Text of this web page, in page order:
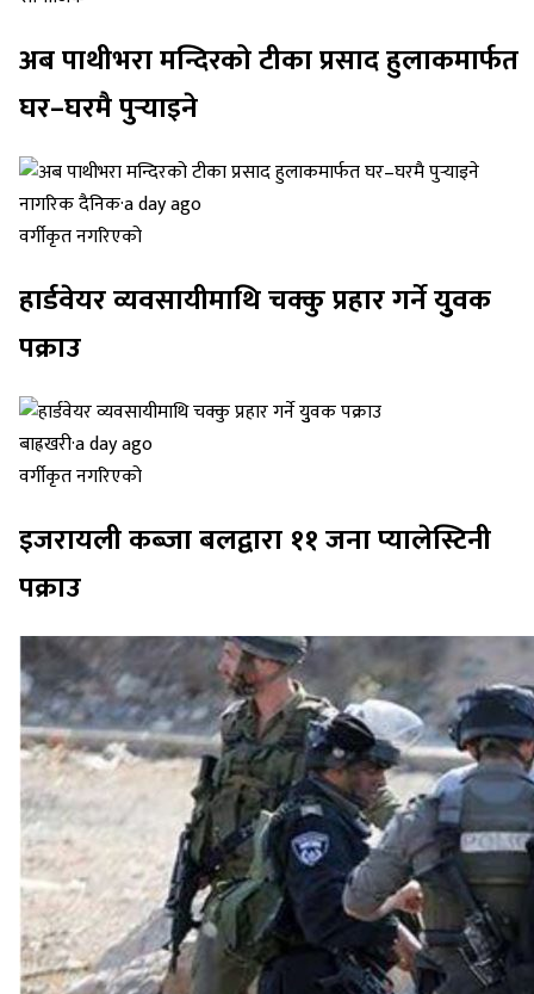
अब पाथीभरा मन्दिरको टीका प्रसाद हुलाकमार्फत
घर–घरमै पुर्‍याइने
नागरिक दैनिक·a day ago
वर्गीकृत नगरिएको
हार्डवेयर व्यवसायीमाथि चक्कु प्रहार गर्ने युुवक
पक्राउ
बाह्रखरी·a day ago
वर्गीकृत नगरिएको
इजरायली कब्जा बलद्वारा ११ जना प्यालेस्टिनी
पक्राउ